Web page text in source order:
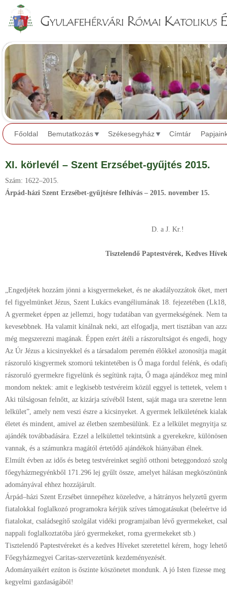
Főoldal Bemutatkozás Székesegyház Címtár
XI. körlevél – Szent Erzsébet-gyűjtés 2015.
Szám: 1622–2015.
Árpád-házi Szent Erzsébet-gyűjtésre felhívás – 2015. november 15.
D. a J. Kr.!
Tisztelendő Paptestvérek, Kedves
„Engedjétek hozzám jönni a kisgyermekeket, és ne akadályozzátok őket,
fel figyelmünket Jézus, Szent Lukács evangéliumának 18. fejezetében
A gyermeket éppen az jellemzi, hogy tudatában van gyermekségének. Nem
kevesebbnek. Ha valamit kínálnak neki, azt elfogadja, mert tisztában van
még megszerezni magának. Éppen ezért átéli a rászorultságot és engedi,
Az Úr Jézus a kicsinyekkel és a társadalom peremén élőkkel azonosítja
rászoruló kisgyermek szomorú tekintetében is Ő maga fordul felénk, és
rászoruló gyermekre figyelünk és segítünk rajta, Ő maga ajándékoz meg
mondom nektek: amit e legkisebb testvéreim közül eggyel is tettetek,
Aki túlságosan felnőtt, az kizárja szívéből Istent, saját maga ura szeretne
lelkület”, amely nem veszi észre a kicsinyeket. A gyermek lelkületének
életet és mindent, amivel az életben szembesülünk. Ez a lelkület megnyitja
ajándék továbbadására. Ezzel a lelkülettel tekintsünk a gyerekekre,
vannak, és a számunkra magától értetődő ajándékok hiányában élnek.
Elmúlt évben az idős és beteg testvéreinket segítő otthoni beteggondozó
főegyházmegyénkből 171.296 lej gyűlt össze, amelyet hálásan
adományával ehhez hozzájárult.
Árpád–házi Szent Erzsébet ünnepéhez közeledve, a hátrányos helyzetű
fiatalokkal foglalkozó programokra kérjük szíves támogatásukat (beleértve
fiatalokat, családsegítő szolgálat vidéki programjaiban lévő gyermekeket,
nappali foglalkoztatóba járó gyermekeket, roma gyermekeket stb.)
Tisztelendő Paptestvéreket és a kedves Híveket szeretettel kérem, hogy
Főegyházmegyei Caritas-szervezetünk kezdeményezését.
Adományaikért ezúton is őszinte köszönetet mondunk. A jó Isten fizesse
kegyelmi gazdaságából!